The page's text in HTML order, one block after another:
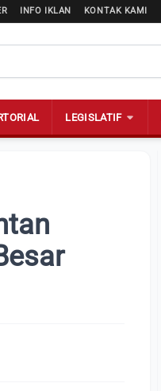
INFO IKLAN KONTAK KAMI
LEGISLATIF